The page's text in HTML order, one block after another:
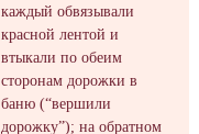
каждый обвязывали
красной лентой и
втыкали по обеим
сторонам дорожки в
баню (“вершили
дорожку”); на обратном